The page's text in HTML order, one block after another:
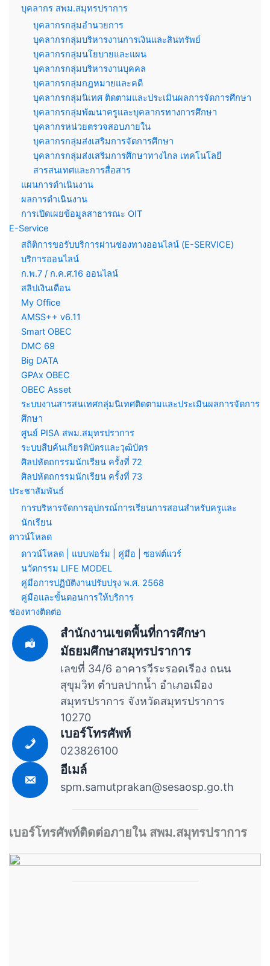
บุคลากร สพม.สมุทรปราการ
บุคลากรกลุ่มอำนวยการ
บุคลากรกลุ่มบริหารงานการเงินและสินทรัพย์
บุคลากรกลุ่มนโยบายและแผน
บุคลากรกลุ่มบริหารงานบุคคล
บุคลากรกลุ่มกฎหมายและคดี
บุคลากรกลุ่มนิเทศ ติดตามและประเมินผลการจัดการศึกษา
บุคลากรกลุ่มพัฒนาครูและบุคลากรทางการศึกษา
บุคลากรหน่วยตรวจสอบภายใน
บุคลากรกลุ่มส่งเสริมการจัดการศึกษา
บุคลากรกลุ่มส่งเสริมการศึกษาทางไกล เทคโนโลยี
สารสนเทศและการสื่อสาร
แผนการดำเนินงาน
ผลการดำเนินงาน
การเปิดเผยข้อมูลสาธารณะ OIT
E-Service
สถิติการขอรับบริการผ่านช่องทางออนไลน์ (E-SERVICE)
บริการออนไลน์
ก.พ.7 / ก.ค.ศ.16 ออนไลน์
สลิปเงินเดือน
My Office
AMSS++ v6.11
Smart OBEC
DMC 69
Big DATA
GPAx OBEC
OBEC Asset
ระบบงานสารสนเทศกลุ่มนิเทศติดตามและประเมินผลการจัดการ
ศึกษา
ศูนย์ PISA สพม.สมุทรปราการ
ระบบสืบค้นเกียรติบัตรและวุฒิบัตร
ศิลปหัตถกรรมนักเรียน ครั้งที่ 72
ศิลปหัตถกรรมนักเรียน ครั้งที่ 73
ประชาสัมพันธ์
การบริหารจัดการอุปกรณ์การเรียนการสอนสำหรับครูและ
นักเรียน
ดาวน์โหลด
ดาวน์โหลด | แบบฟอร์ม | คู่มือ | ซอฟต์แวร์
นวัตกรรม LIFE MODEL
คู่มือการปฏิบัติงานปรับปรุง พ.ศ. 2568
คู่มือและขั้นตอนการให้บริการ
ช่องทางติดต่อ
สำนักงานเขตพื้นที่การศึกษา
มัธยมศึกษาสมุทรปราการ
เลขที่ 34/6 อาคารวีระรอดเรือง ถนน
สุขุมวิท ตำบลปากน้ำ อำเภอเมือง
สมุทรปราการ จังหวัดสมุทรปราการ
10270
เบอร์โทรศัพท์
023826100
อีเมล์
spm.samutprakan@sesaosp.go.th
เบอร์โทรศัพท์ติดต่อภายใน สพม.สมุทรปราการ